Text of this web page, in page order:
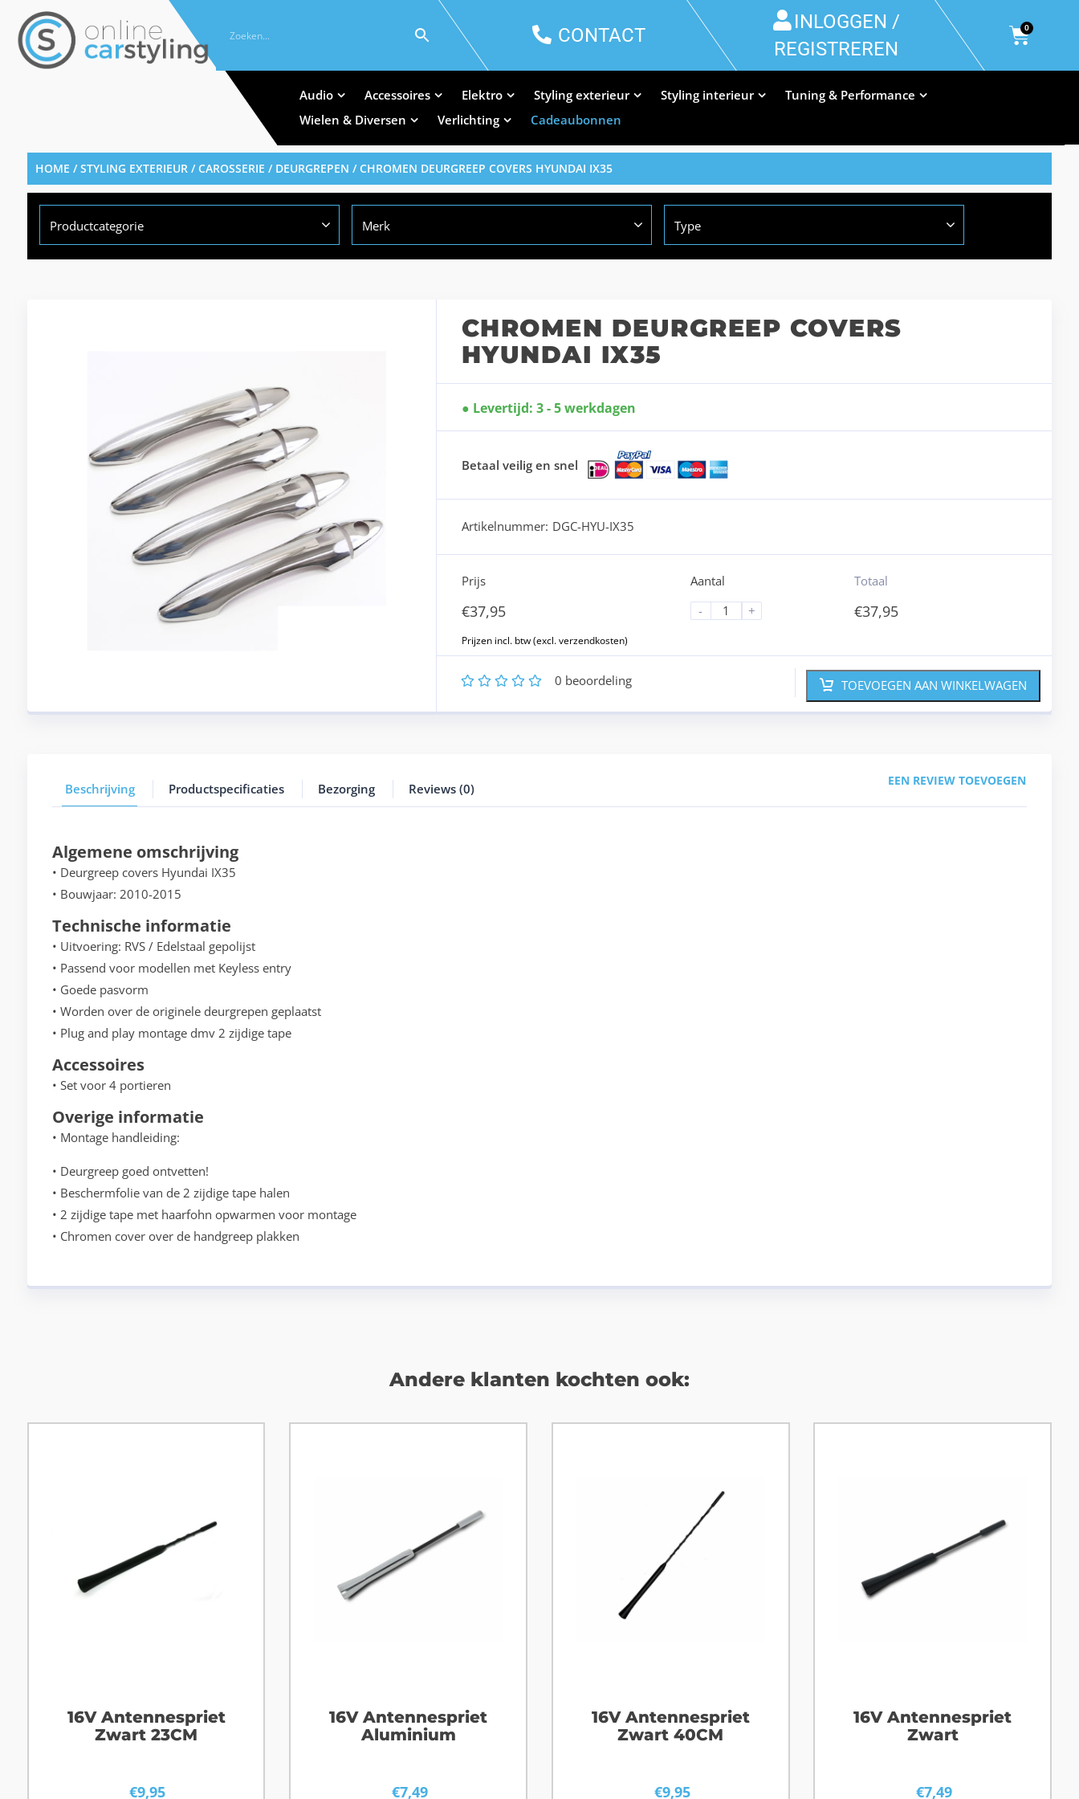
CONTACT
INLOGGEN /
REGISTREREN
0
Audio Accessoires Elektro Styling exterieur Styling interieur
Tuning & Performance
Wielen & Diversen
Verlichting Cadeaubonnen
HOME /STYLING EXTERIEUR/CAROSSERIE / DEURGREPEN / CHROMEN DEURGREEP COVERS HYUNDAI IX35
Productcategorie Merk Type
CHROMEN DEURGREEP COVERS
HYUNDAI IX35
Levertijd: 3 - 5 werkdagen
Betaal veilig en snel
Artikelnummer: DGC-HYU-IX35
Prijs
€37,95
Aantal
-
+
Totaal
€37,95
5
4
3
2 0 beoordeling TOEVOEGEN AAN WINKELWAGEN
Beschrijving Productspecificaties Bezorging Reviews (0)
EEN REVIEW TOEVOEGEN
Algemene omschrijving
• Deurgreep covers Hyundai IX35
• Bouwjaar: 2010-2015
Technische informatie
• Uitvoering: RVS / Edelstaal gepolijst
• Passend voor modellen met Keyless entry
• Goede pasvorm
• Worden over de originele deurgrepen geplaatst
• Plug and play montage dmv 2 zijdige tape
Accessoires
• Set voor 4 portieren
Overige informatie
• Montage handleiding:
• Deurgreep goed ontvetten!
• Beschermfolie van de 2 zijdige tape halen
• 2 zijdige tape met haarfohn opwarmen voor montage
• Chromen cover over de handgreep plakken
Andere klanten kochten ook:
16V Antennespriet
Zwart 23CM
€9,95
16V Antennespriet
Aluminium
€7,49
16V Antennespriet
Zwart 40CM
€9,95
16V Antennespriet
Zwart
€7,49